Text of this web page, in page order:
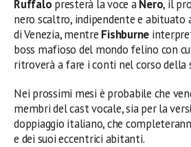
Ruffalo presterà la voce aNero, il
nero scaltro, indipendente e abituato
di Venezia, mentre Fishburne
boss mafioso del mondo felino con
ritroverà a fare i conti nel corso della
Nei prossimi mesi è probabile che
membri del cast vocale, sia per la
doppiaggio italiano, che
e dei suoi eccentrici abitanti.